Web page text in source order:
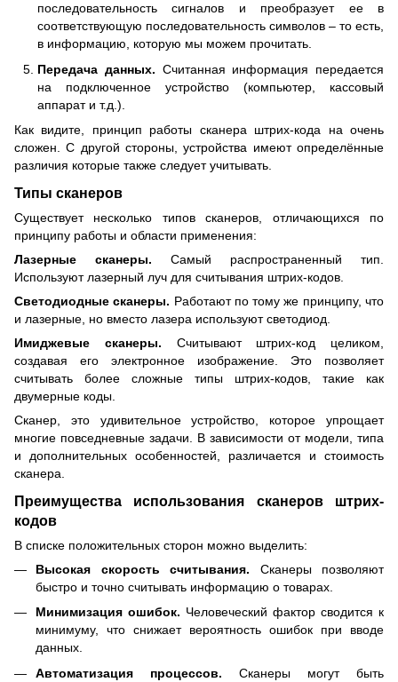
последовательность сигналов и преобразует ее в
соответствующую последовательность символов – то есть,
в информацию, которую мы можем прочитать.
Передача данных. Считанная информация передается
на подключенное устройство (компьютер, кассовый
аппарат и т.д.).
Как видите, принцип работы сканера штрих-кода на очень
сложен. С другой стороны, устройства имеют определённые
различия которые также следует учитывать.
Типы сканеров
Существует несколько типов сканеров, отличающихся по
принципу работы и области применения:
Лазерные сканеры. Самый распространенный тип.
Используют лазерный луч для считывания штрих-кодов.
Светодиодные сканеры. Работают по тому же принципу, что
и лазерные, но вместо лазера используют светодиод.
Имиджевые сканеры. Считывают штрих-код целиком,
создавая его электронное изображение. Это позволяет
считывать более сложные типы штрих-кодов, такие как
двумерные коды.
Сканер, это удивительное устройство, которое упрощает
многие повседневные задачи. В зависимости от модели, типа
и дополнительных особенностей, различается и стоимость
сканера.
Преимущества использования сканеров штрих-
кодов
В списке положительных сторон можно выделить:
Высокая скорость считывания. Сканеры позволяют
быстро и точно считывать информацию о товарах.
Минимизация ошибок. Человеческий фактор сводится к
минимуму, что снижает вероятность ошибок при вводе
данных.
Автоматизация процессов. Сканеры могут быть